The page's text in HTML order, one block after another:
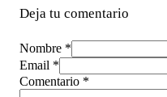
Deja tu comentario
Nombre *
Email *
Comentario *